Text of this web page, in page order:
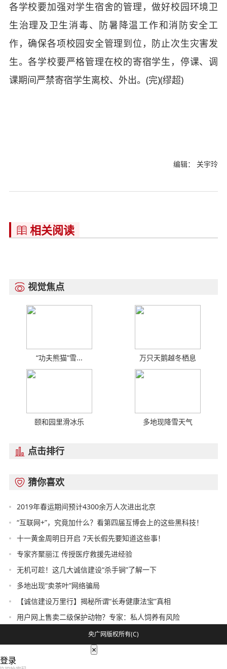
各学校要加强对学生宿舍的管理，做好校园环境卫
生治理及卫生消毒、防暑降温工作和消防安全工
作，确保各项校园安全管理到位，防止次生灾害发
生。各学校要严格管理在校的寄宿学生，停课、调
课期间严禁寄宿学生离校、外出。(完)(缪超)
编辑： 关宇玲
 相关阅读
 视觉焦点
“功夫熊猫”雪... 万只天鹅越冬栖息
颐和园里滑冰乐 多地现降雪天气
 点击排行
 猜你喜欢
2019年春运期间预计4300余万人次进出北京
“互联网+”，究竟加什么？看第四届互博会上的这些黑科技！
十一黄金周明日开启 7天长假先要知道这些事！
专家齐聚丽江 传授医疗救援先进经验
无机可趁！这几大诚信建设“杀手锏”了解一下
多地出现“卖茶叶”网络骗局
【诚信建设万里行】揭秘所谓“长寿健康法宝”真相
用户网上售卖二级保护动物？专家：私人饲养有风险
央广网版权所有(C)
×
录